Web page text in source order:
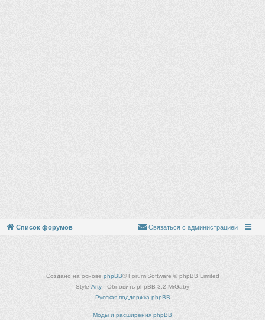
Список форумов Связаться с администрацией
Создано на основе phpBB® Forum Software © phpBB Limited
Style Arty - Обновить phpBB 3.2 MrGaby
Русская поддержка phpBB
Моды и расширения phpBB